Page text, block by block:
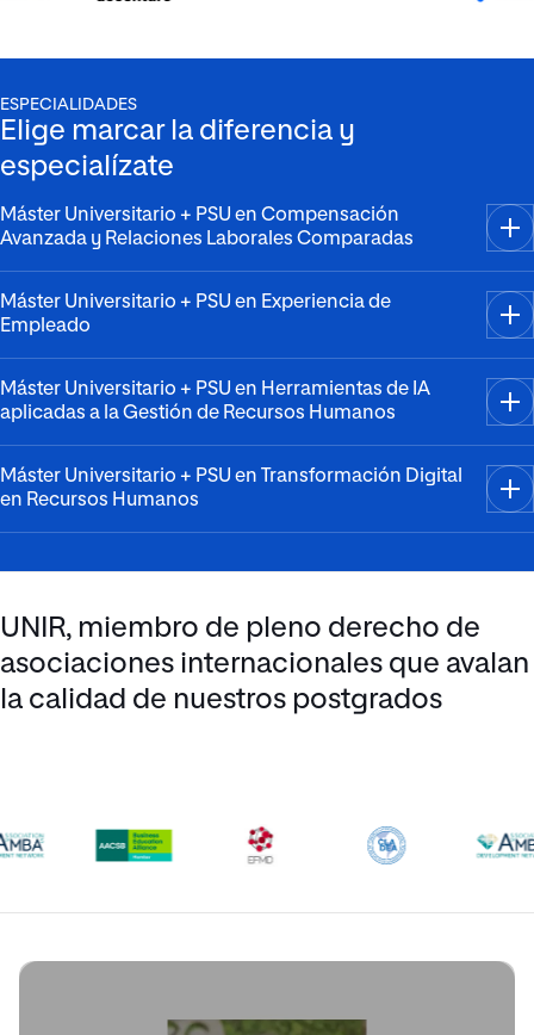
ESPECIALIDADES
Elige marcar la diferencia y
especialízate
Máster Universitario + PSU en Compensación
Avanzada y Relaciones Laborales Comparadas
Máster Universitario + PSU en Experiencia de
Empleado
Máster Universitario + PSU en Herramientas de IA
aplicadas a la Gestión de Recursos Humanos
Máster Universitario + PSU en Transformación Digital
en Recursos Humanos
UNIR, miembro de pleno derecho de
asociaciones internacionales que avalan
la calidad de nuestros postgrados